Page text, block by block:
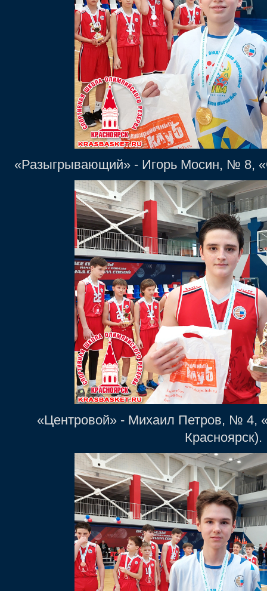
«Разыгрывающий» - Игорь Мосин, № 8,
«Центровой» - Михаил Петров, № 4,
Красноярск).